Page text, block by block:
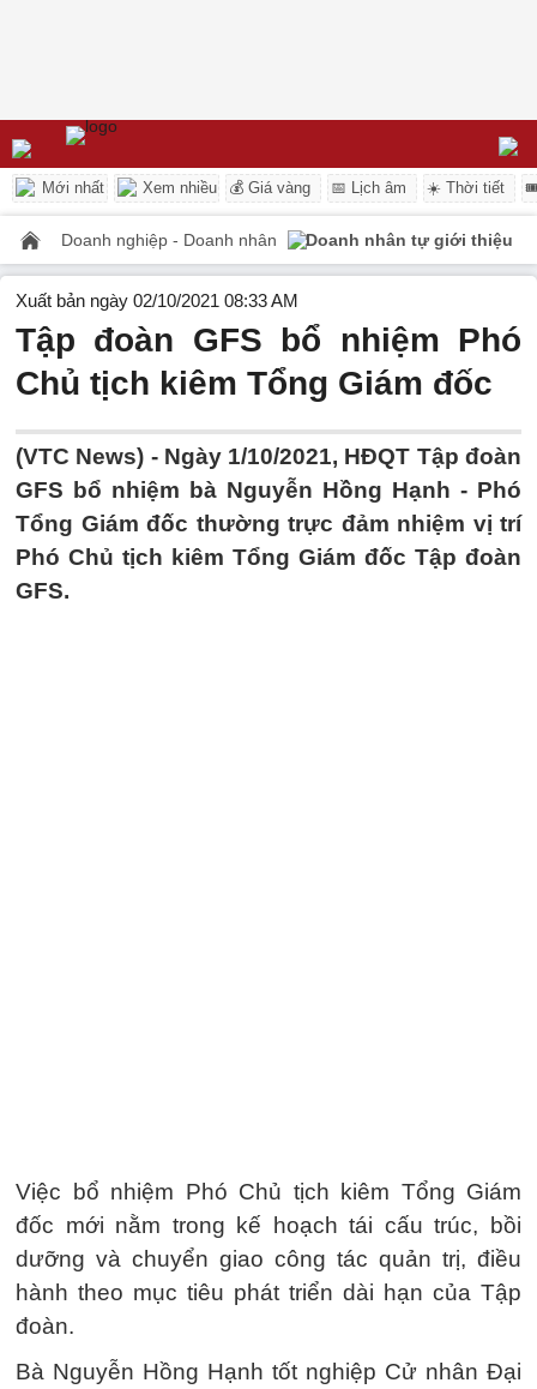
Mới nhất Xem nhiều 💰 Giá vàng 📅 Lịch âm ☀️ Thời tiết
Doanh nghiệp - Doanh nhân Doanh nhân tự giới thiệu
Xuất bản ngày 02/10/2021 08:33 AM
Tập đoàn GFS bổ nhiệm Phó
Chủ tịch kiêm Tổng Giám đốc
(VTC News) - Ngày 1/10/2021, HĐQT Tập đoàn
GFS bổ nhiệm bà Nguyễn Hồng Hạnh - Phó
Tổng Giám đốc thường trực đảm nhiệm vị trí
Phó Chủ tịch kiêm Tổng Giám đốc Tập đoàn
GFS.
Việc bổ nhiệm Phó Chủ tịch kiêm Tổng Giám
đốc mới nằm trong kế hoạch tái cấu trúc, bồi
dưỡng và chuyển giao công tác quản trị, điều
hành theo mục tiêu phát triển dài hạn của Tập
đoàn.
Bà Nguyễn Hồng Hạnh tốt nghiệp Cử nhân Đại